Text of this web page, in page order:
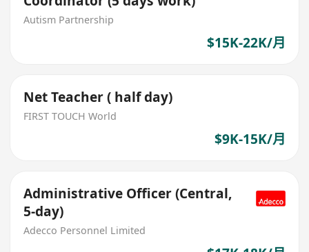
Autism Partnership
$15K-22K/月
Net Teacher ( half day)
FIRST TOUCH World
$9K-15K/月
Administrative Officer (Central,
5-day)
Adecco Personnel Limited